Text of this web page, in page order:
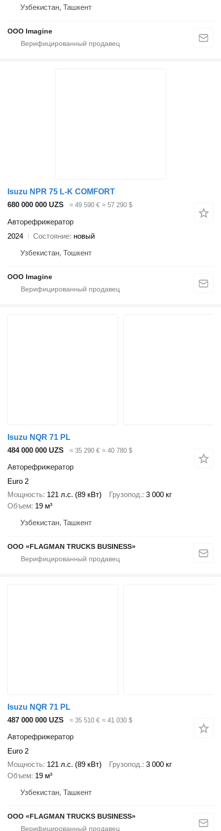
Узбекистан, Ташкент
OOO Imagine
Isuzu NPR 75 L-K COMFORT
680 000 000 UZS
≈ 49 590 € ≈ 57 290 $
Авторефрижератор
2024
Состояние новый
Узбекистан, Тошкент
OOO Imagine
Isuzu NQR 71 PL
484 000 000 UZS
≈ 35 290 € ≈ 40 780 $
Авторефрижератор
Euro 2
Мощность 121 л.с. (89 кВт) Грузопод. 3 000 кг
Объем 19 м³
Узбекистан, Ташкент
ООО «FLAGMAN TRUCKS BUSINESS»
Isuzu NQR 71 PL
487 000 000 UZS
≈ 35 510 € ≈ 41 030 $
Авторефрижератор
Euro 2
Мощность 121 л.с. (89 кВт) Грузопод. 3 000 кг
Объем 19 м³
Узбекистан, Ташкент
ООО «FLAGMAN TRUCKS BUSINESS»